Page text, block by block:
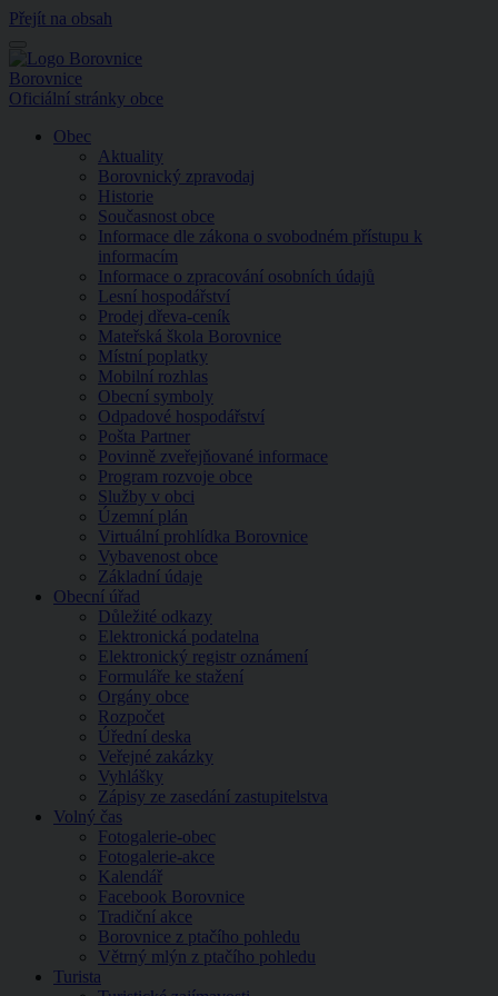
Přejít na obsah
Menu
Borovnice
Oficiální stránky obce
Obec
Aktuality
Borovnický zpravodaj
Historie
Současnost obce
Informace dle zákona o svobodném přístupu k
informacím
Informace o zpracování osobních údajů
Lesní hospodářství
Prodej dřeva-ceník
Mateřská škola Borovnice
Místní poplatky
Mobilní rozhlas
Obecní symboly
Odpadové hospodářství
Pošta Partner
Povinně zveřejňované informace
Program rozvoje obce
Služby v obci
Územní plán
Virtuální prohlídka Borovnice
Vybavenost obce
Základní údaje
Obecní úřad
Důležité odkazy
Elektronická podatelna
Elektronický registr oznámení
Formuláře ke stažení
Orgány obce
Rozpočet
Úřední deska
Veřejné zakázky
Vyhlášky
Zápisy ze zasedání zastupitelstva
Volný čas
Fotogalerie-obec
Fotogalerie-akce
Kalendář
Facebook Borovnice
Tradiční akce
Borovnice z ptačího pohledu
Větrný mlýn z ptačího pohledu
Turista